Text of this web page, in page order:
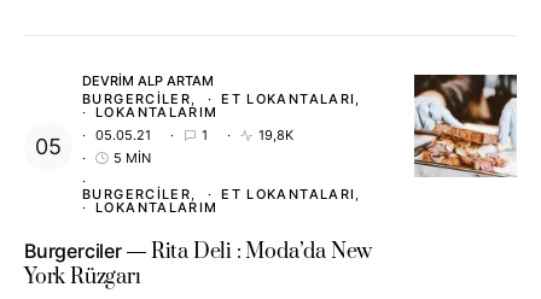
DEVRIM ALP ARTAM
BURGERCILER
ET LOKANTALARI
LOKANTALARIM
05.05.21
1
19,8K
5 MIN
BURGERCILER ET LOKANTALARI
LOKANTALARIM
Burgerciler
Rita Deli : Moda’da New
York Rüzgarı